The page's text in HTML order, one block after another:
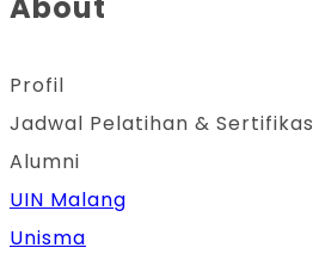
Data
Profil
Jadwal Pelatihan &
Alumni
UIN Malang
Unisma